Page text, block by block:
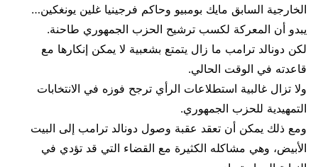
الخارجية السابق مايك بومبيو وحاكم فرجينيا غلين يونغكين…
يبدو أن المعركة لكسب ترشيح الحزب الجمهوري طاحنة.
لكن دونالد ترامب ما زال يتمتع بشعبية لا يمكن إنكارها مع
قاعدته في الوقت الحالي.
ولا تزال غالبية استطلاعات الرأي ترجح فوزه في الانتخابات
التمهيدية للحزب الجمهوري.
ومع ذلك يمكن أن تعقد عقبة وصول دونالد ترامب إلى البيت
الأبيض، وهي مشاكله الكثيرة مع القضاء التي قد تؤدي في